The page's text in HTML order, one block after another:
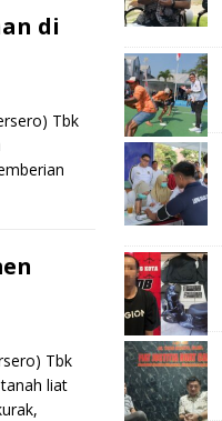
di
Tbk
Tbk
liat